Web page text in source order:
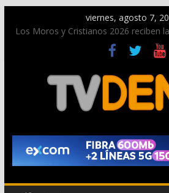
viernes, agosto 7,
Los Moros y Cristianos 2026 reciben
dan inicio a las fiestas en Dénia
El bando moro protagonista en la
Paco Adsuar dona al Arxiu de Dénia
de la memoria visual de la ciudad
La Entraeta Festera llena de ambiente
Campo con la recepción a la
El XII Festival de Jazz de Dénia
figuras nacionales e internacionales
Torrecremada